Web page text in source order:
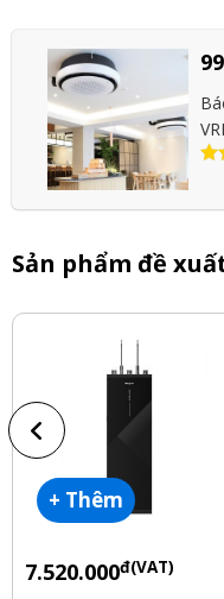
Sản phẩm đề
+ Thêm
7.520.000đ(VAT)